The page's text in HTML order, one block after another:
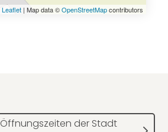
Leaflet| Map data ©OpenStreetMapcontributors
Öffnungszeiten der Stadt